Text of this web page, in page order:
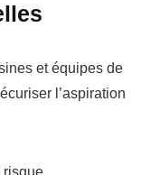
et équipes de
l’aspiration
risque